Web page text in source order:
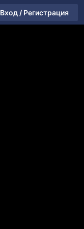
Вход / Регистрация